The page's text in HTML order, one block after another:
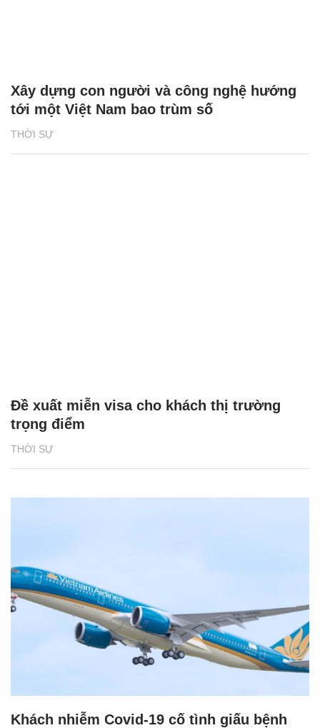
THỜI SỰ
Xây dựng con người và công nghệ hướng
tới một Việt Nam bao trùm số
THỜI SỰ
Đề xuất miễn visa cho khách thị trường
trọng điểm
Khách nhiễm Covid-19 cố tình giấu bệnh